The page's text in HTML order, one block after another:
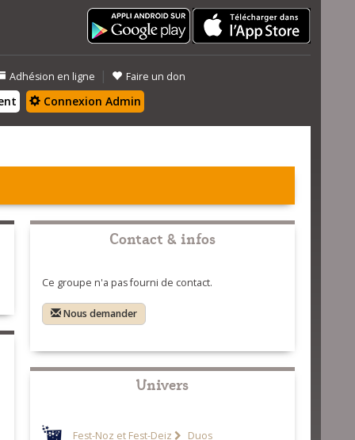
Adhésion en ligne | Faire un don
Connexion Admin
Contact & infos
Ce groupe n'a pas fourni de contact.
Nous demander
Univers
Fest-Noz et Fest-Deiz Duos